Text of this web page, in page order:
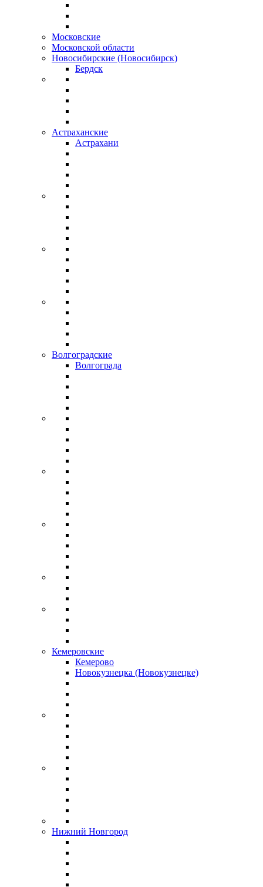
Московские
Московской области
Новосибирские (Новосибирск)
Бердск
Астраханские
Астрахани
Волгоградские
Волгограда
Кемеровские
Кемерово
Новокузнецка (Новокузнецке)
Нижний Новгород